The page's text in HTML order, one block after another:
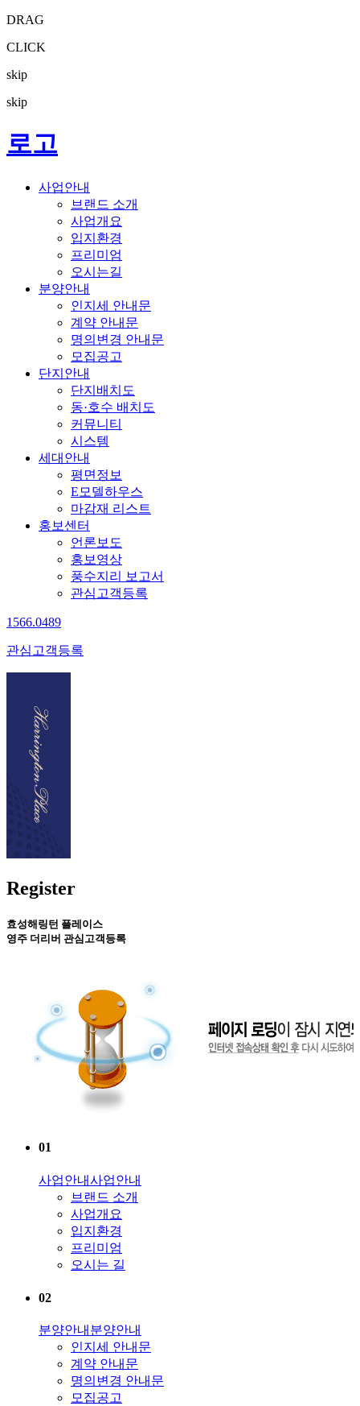
DRAG
CLICK
skip
skip
로고
사업안내
브랜드 소개
사업개요
입지환경
프리미엄
오시는길
분양안내
인지세 안내문
계약 안내문
명의변경 안내문
모집공고
단지안내
단지배치도
동·호수 배치도
커뮤니티
시스템
세대안내
평면정보
E모델하우스
마감재 리스트
홍보센터
언론보도
홍보영상
풍수지리 보고서
관심고객등록
1566.0489
관심고객등록
Register
효성해링턴 플레이스
영주 더리버 관심고객등록
01
사업안내사업안내
브랜드 소개
사업개요
입지환경
프리미엄
오시는 길
02
분양안내 분양안내
인지세 안내문
계약 안내문
명의변경 안내문
모집공고